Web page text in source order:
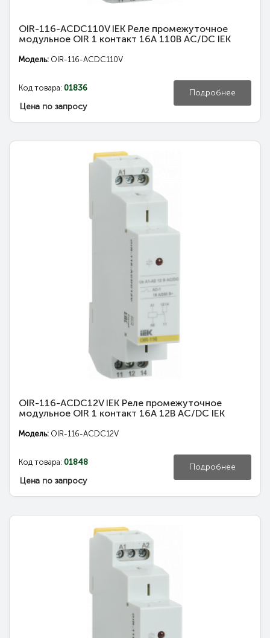
OIR-116-ACDC110V IEK Реле промежуточное
модульное OIR 1 контакт 16А 110В AC/DC IEK
Модель: OIR-116-ACDC110V
Код товара: 01836
Цена по запросу
Подробнее
OIR-116-ACDC12V IEK Реле промежуточное
модульное OIR 1 контакт 16А 12В AC/DC IEK
Модель: OIR-116-ACDC12V
Код товара: 01848
Цена по запросу
Подробнее